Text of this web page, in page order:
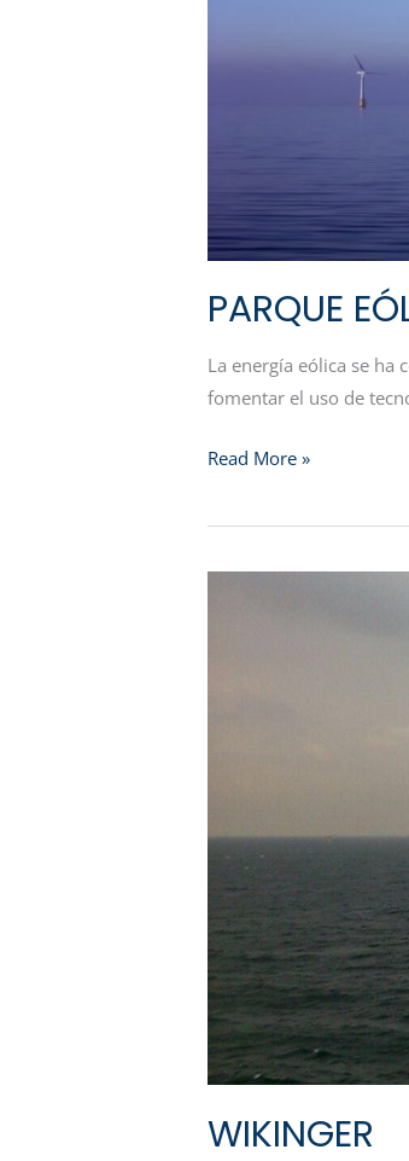
PARQUE
La energía eólica se
fomentar el uso de
Read More »
WIKINGER